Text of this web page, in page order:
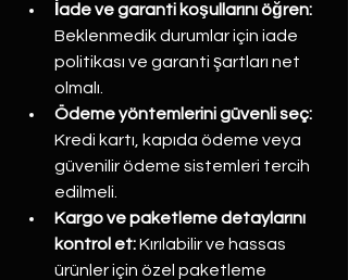
İade ve garanti koşullarını öğren:
Beklenmedik durumlar için iade
politikası ve garanti şartları net
olmalı.
Ödeme yöntemlerini güvenli seç:
Kredi kartı, kapıda ödeme veya
güvenilir ödeme sistemleri tercih
edilmeli.
Kargo ve paketleme detaylarını
kontrol et: Kırılabilir ve hassas
ürünler için özel paketleme